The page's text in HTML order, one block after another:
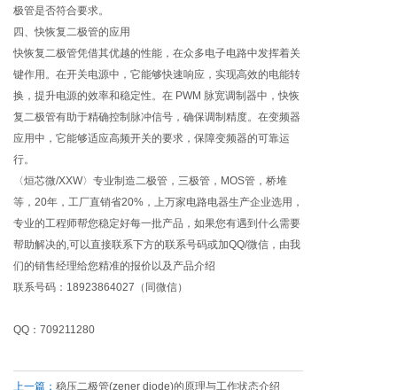
极管是否符合要求。
四、快恢复二极管的应用
快恢复二极管凭借其优越的性能，在众多电子电路中发挥着关
键作用。在开关电源中，它能够快速响应，实现高效的电能转
换，提升电源的效率和稳定性。在 PWM 脉宽调制器中，快恢
复二极管有助于精确控制脉冲信号，确保调制精度。在变频器
应用中，它能够适应高频开关的要求，保障变频器的可靠运
行。
〈烜芯微/XXW〉专业制造二极管，三极管，MOS管，桥堆
等，20年，工厂直销省20%，上万家电路电器生产企业选用，
专业的工程师帮您稳定好每一批产品，如果您有遇到什么需要
帮助解决的,可以直接联系下方的联系号码或加QQ/微信，由我
们的销售经理给您精准的报价以及产品介绍
联系号码：18923864027（同微信）
QQ：709211280
上一篇： 稳压二极管(zener diode)的原理与工作状态介绍